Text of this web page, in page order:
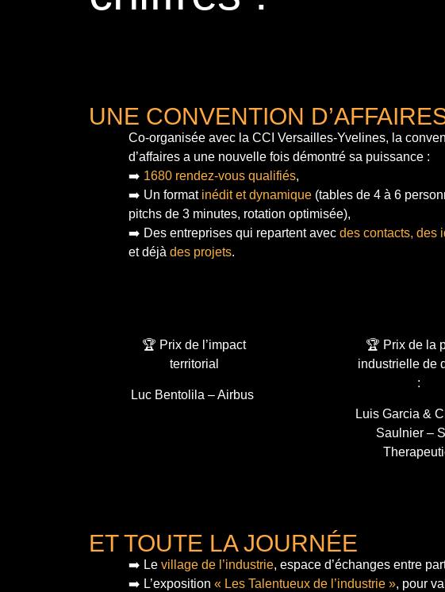
UNE CONVENTION
Co-organisée avec la CCI Versailles-Yvelines, la
d’affaires a une nouvelle fois démontré sa puissance :
➡️ 1680 rendez-vous qualifiés,
➡️ Un format inédit et dynamique (tables de 4 à 6
pitchs de 3 minutes, rotation optimisée),
➡️ Des entreprises qui repartent avec des contacts, des
et déjà des projets.
🏆 Prix de l’impact
territorial
Luc Bentolila – Airbus
🏆 Prix de la
industrielle de
:
Luis Garcia &
Saulnier –
ET TOUTE LA JOURNÉE
➡️ Le village de l’industrie, espace d’échanges entre
➡️ L’exposition « Les Talentueux de l’industrie », pour